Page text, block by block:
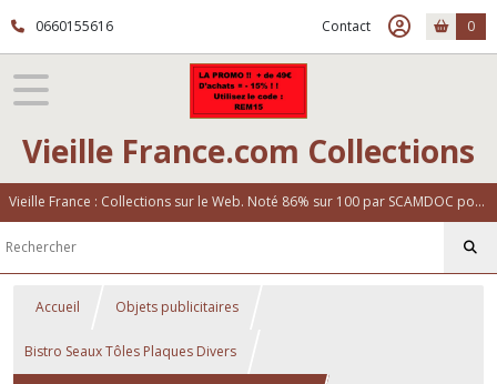
0660155616 Contact 0
Vieille France.com Collections
Vieille France : Collections sur le Web. Noté 86% sur 100 par SCAMDOC pour notre fiabilité
Accueil Objets publicitaires
Bistro Seaux Tôles Plaques Divers